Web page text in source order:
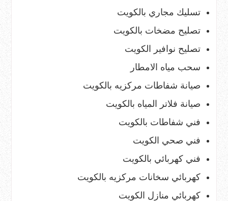
تسليك مجاري بالكويت
تصليح مضخات بالكويت
تصليح نوافير الكويت
سحب مياه الامطار
صيانة شفاطات مركزيه بالكويت
صيانة فلاتر المياه بالكويت
فني شفاطات بالكويت
فني صحي الكويت
فني كهربائي بالكويت
كهربائي سخانات مركزيه بالكويت
كهربائي منازل الكويت